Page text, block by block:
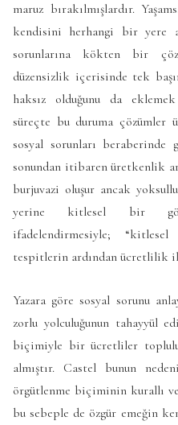
maruz bırakılmışlardır.
kendisini herhangi bir yere
sorunlarına kökten bir
düzensizlik içerisinde tek
haksız olduğunu da
süreçte bu duruma çözümler
sosyal sorunları beraberinde
sonundan itibaren üretkenlik
burjuvazi oluşur ancak
yerine kitlesel bir
ifadelendirmesiyle;
tespitlerin ardından ücretlilik
Yazara göre sosyal sorunu
zorlu yolculuğunun tahayyül
biçimiyle bir ücretliler
almıştır. Castel bunun
örgütlenme biçiminin kurallı ve
bu sebeple de özgür emeğin